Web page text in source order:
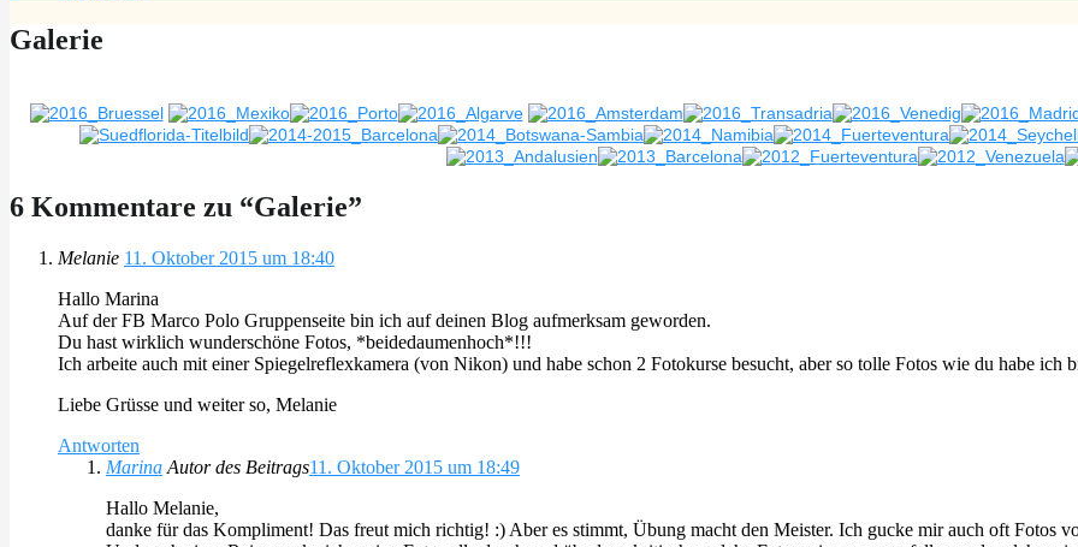
Galerie
6 Kommentare zu “Galerie”
Melanie 11. Oktober 2015 um 18:40
Hallo Marina
Auf der FB Marco Polo Gruppenseite bin ich auf deinen Blog aufmerksam geworden.
Du hast wirklich wunderschöne Fotos, *beidedaumenhoch*!!!
Ich arbeite auch mit einer Spiegelreflexkamera (von Nikon) und habe schon 2 Fotokurse besucht, aber so tolle Fotos wie du habe
Liebe Grüsse und weiter so, Melanie
Antworten
Marina Autor des Beitrags11. Oktober 2015 um 18:49
Hallo Melanie,
danke für das Kompliment! Das freut mich richtig! :) Aber es stimmt, Übung macht den Meister. Ich gucke mir auch oft Fotos